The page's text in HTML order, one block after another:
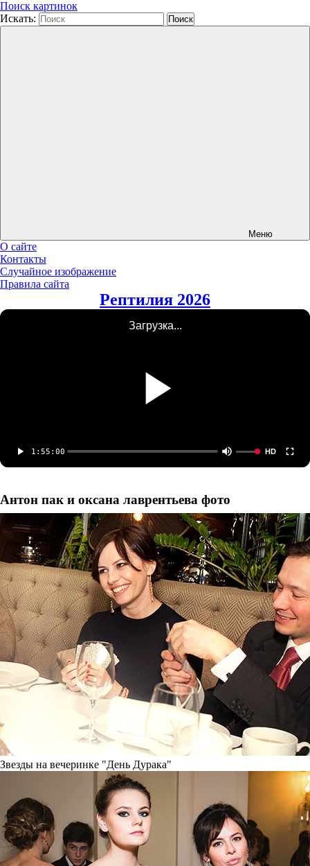
Поиск картинок
Искать:
Поиск
Меню
О сайте
Контакты
Случайное изображение
Правила сайта
Рептилия 2026
Загрузка...
1:55:00 HD
Антон пак и оксана лаврентьева фото
Звезды на вечеринке "День Дурака"